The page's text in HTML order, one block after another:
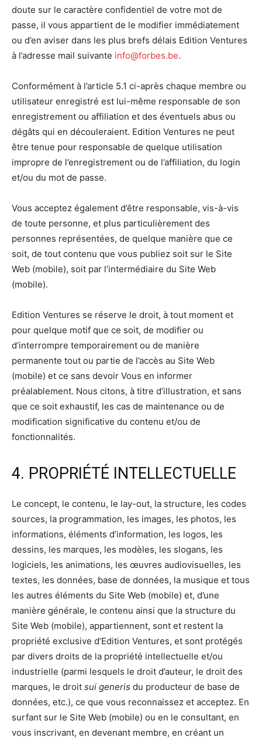
doute sur le caractère confidentiel de votre mot de
passe, il vous appartient de le modifier immédiatement
ou d’en aviser dans les plus brefs délais Edition Ventures
à l’adresse mail suivante info@forbes.be.
Conformément à l’article 5.1 ci-après chaque membre ou
utilisateur enregistré est lui-même responsable de son
enregistrement ou affiliation et des éventuels abus ou
dégâts qui en découleraient. Edition Ventures ne peut
être tenue pour responsable de quelque utilisation
impropre de l’enregistrement ou de l’affiliation, du login
et/ou du mot de passe.
Vous acceptez également d’être responsable, vis-à-vis
de toute personne, et plus particulièrement des
personnes représentées, de quelque manière que ce
soit, de tout contenu que vous publiez soit sur le Site
Web (mobile), soit par l’intermédiaire du Site Web
(mobile).
Edition Ventures se réserve le droit, à tout moment et
pour quelque motif que ce soit, de modifier ou
d’interrompre temporairement ou de manière
permanente tout ou partie de l’accès au Site Web
(mobile) et ce sans devoir Vous en informer
préalablement. Nous citons, à titre d’illustration, et sans
que ce soit exhaustif, les cas de maintenance ou de
modification significative du contenu et/ou de
fonctionnalités.
4. PROPRIÉTÉ INTELLECTUELLE
Le concept, le contenu, le lay-out, la structure, les codes
sources, la programmation, les images, les photos, les
informations, éléments d’information, les logos, les
dessins, les marques, les modèles, les slogans, les
logiciels, les animations, les œuvres audiovisuelles, les
textes, les données, base de données, la musique et tous
les autres éléments du Site Web (mobile) et, d’une
manière générale, le contenu ainsi que la structure du
Site Web (mobile), appartiennent, sont et restent la
propriété exclusive d’Edition Ventures, et sont protégés
par divers droits de la propriété intellectuelle et/ou
industrielle (parmi lesquels le droit d’auteur, le droit des
marques, le droit sui generis du producteur de base de
données, etc.), ce que vous reconnaissez et acceptez. En
surfant sur le Site Web (mobile) ou en le consultant, en
vous inscrivant, en devenant membre, en créant un